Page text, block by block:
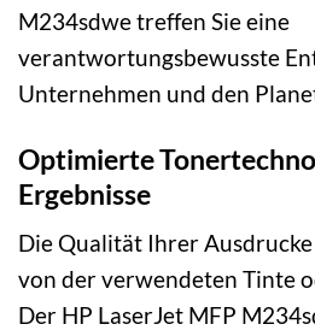
M234sdwe treffen Sie eine
verantwortungsbewusste
Unternehmen und den
Optimierte
Ergebnisse
Die Qualität Ihrer
von der verwendeten Tinte
Der HP LaserJet MFP